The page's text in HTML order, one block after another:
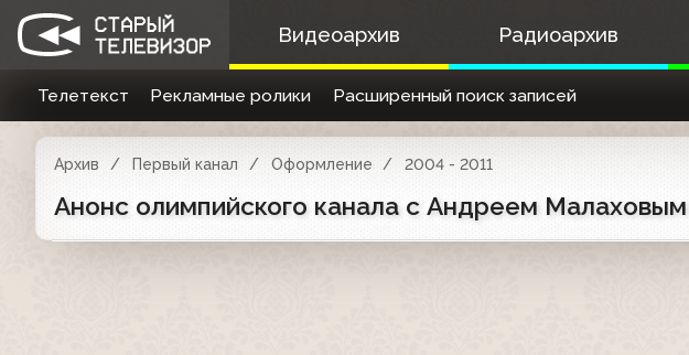
Видеоархив Радиоархив
Телетекст Рекламные ролики Расширенный поиск записей
Архив Первый канал Оформление 2004 - 2011
Анонс олимпийского канала с Андреем